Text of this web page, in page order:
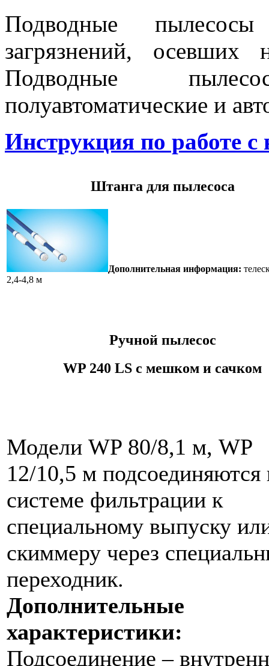
Подводные
загрязнений,
Подводные
полуавтоматические и
Инструкция по работе
Штанга для пылесоса
Дополнительная информация:
2,4-4,8 м
Ручной пылесос
WP 240 LS с мешком и сачком
Модели WP 80/8,1 м, WP
12/10,5 м подсоединяются
системе фильтрации к
специальному выпуску
скиммеру через
переходник.
Дополнительные
характеристики:
Подсоединение –